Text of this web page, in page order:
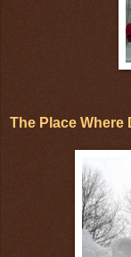
The Place Where